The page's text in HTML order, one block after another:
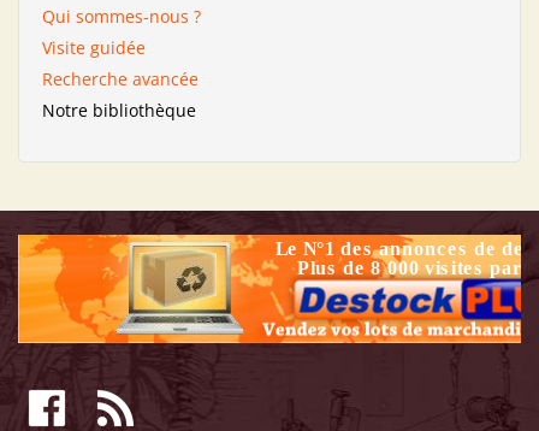
Qui sommes-nous ?
Visite guidée
Recherche avancée
Notre bibliothèque